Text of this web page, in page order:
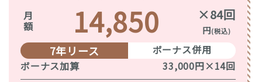
月額 14,850 ×84回
円(税込)
7年リース
ボーナス併用
ボーナス加算
33,000円×14回